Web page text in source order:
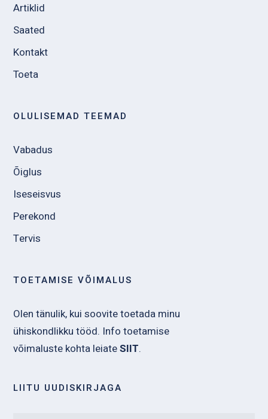
Artiklid
Saated
Kontakt
Toeta
OLULISEMAD TEEMAD
Vabadus
Õiglus
Iseseisvus
Perekond
Tervis
TOETAMISE VÕIMALUS
Olen tänulik, kui soovite toetada minu
ühiskondlikku tööd. Info toetamise
võimaluste kohta leiateSIIT.
LIITU UUDISKIRJAGA